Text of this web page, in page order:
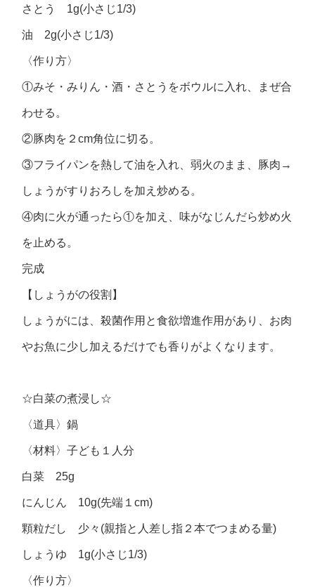
さとう 1g(小さじ1/3)
油 2g(小さじ1/3)
〈作り方〉
①みそ・みりん・酒・さとうをボウルに入れ、まぜ合
わせる。
②豚肉を２cm角位に切る。
③フライパンを熱して油を入れ、弱火のまま、豚肉→
しょうがすりおろしを加え炒める。
④肉に火が通ったら①を加え、味がなじんだら炒め火
を止める。
完成
【しょうがの役割】
しょうがには、殺菌作用と食欲増進作用があり、お肉
やお魚に少し加えるだけでも香りがよくなります。
☆白菜の煮浸し☆
〈道具〉鍋
〈材料〉子ども１人分
白菜 25g
にんじん 10g(先端１cm)
顆粒だし 少々(親指と人差し指２本でつまめる量)
しょうゆ 1g(小さじ1/3)
〈作り方〉